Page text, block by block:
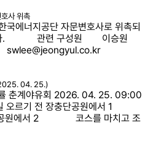
사 위촉
에너지공단 자문변호사로 위촉되
니다. 관련 구성원 이승원
04. 25.)
춘계야유회 2026. 04. 25. 09:00
르기 전 장충단공원에서 1
공원에서 2 코스를 마치고 조